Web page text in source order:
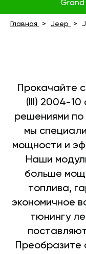
Grand
Главная Jeep
Прокачайте
(III) 2004-
решениями по
мы
мощности и
Наши
больше
топлива,
экономичное
тюнингу
Преобразите